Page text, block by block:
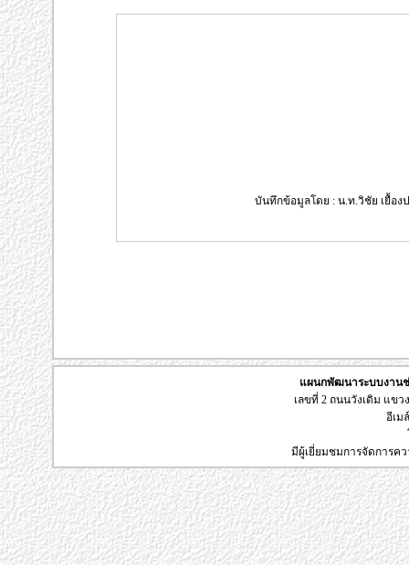
บันทึกข้อมูลโดย : น.ท.วิชัย เยื้องป
แผนกพัฒนาระบบงานช่
เลขที่ 2 ถนนวังเดิม แขว
อีเม
มีผู้เยี่ยมชมการจัดการค